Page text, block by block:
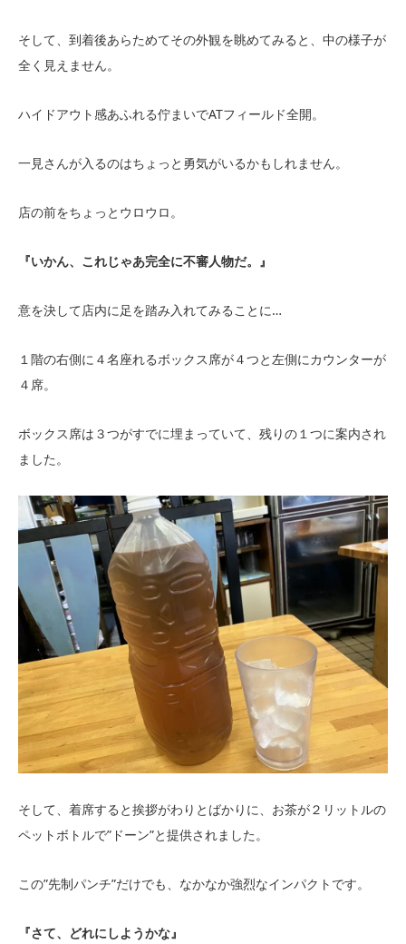
そして、到着後あらためてその外観を眺めてみると、中の様子が
全く見えません。
ハイドアウト感あふれる佇まいでATフィールド全開。
一見さんが入るのはちょっと勇気がいるかもしれません。
店の前をちょっとウロウロ。
『いかん、これじゃあ完全に不審人物だ。』
意を決して店内に足を踏み入れてみることに…
１階の右側に４名座れるボックス席が４つと左側にカウンターが
４席。
ボックス席は３つがすでに埋まっていて、残りの１つに案内され
ました。
そして、着席すると挨拶がわりとばかりに、お茶が２リットルの
ペットボトルで”ドーン”と提供されました。
この”先制パンチ”だけでも、なかなか強烈なインパクトです。
『さて、どれにしようかな』